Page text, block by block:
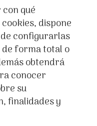
qué
dispone
configurarlas
forma total o
obtendrá
conocer
su
finalidades y